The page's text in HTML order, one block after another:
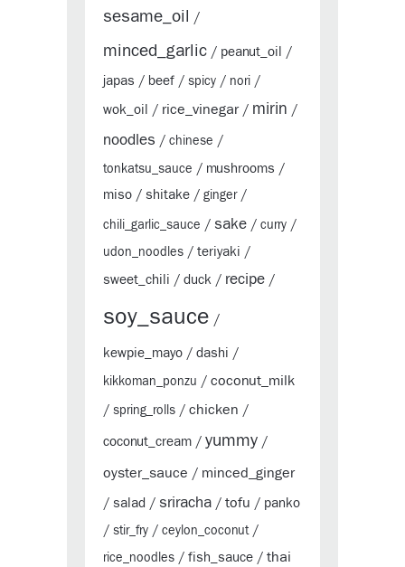
sesame_oil /
minced_garlic / peanut_oil /
japas / beef / spicy / nori /
wok_oil / rice_vinegar/ mirin /
noodles / chinese /
tonkatsu_sauce / mushrooms /
miso / shitake / ginger/
chili_garlic_sauce / sake / curry /
udon_noodles / teriyaki /
sweet_chili / duck / recipe /
soy_sauce /
kewpie_mayo / dashi /
kikkoman_ponzu / coconut_milk
/ spring_rolls / chicken /
coconut_cream / yummy /
oyster_sauce / minced_ginger
/ salad / sriracha / tofu / panko
/ stir_fry / ceylon_coconut /
rice_noodles / fish_sauce / thai